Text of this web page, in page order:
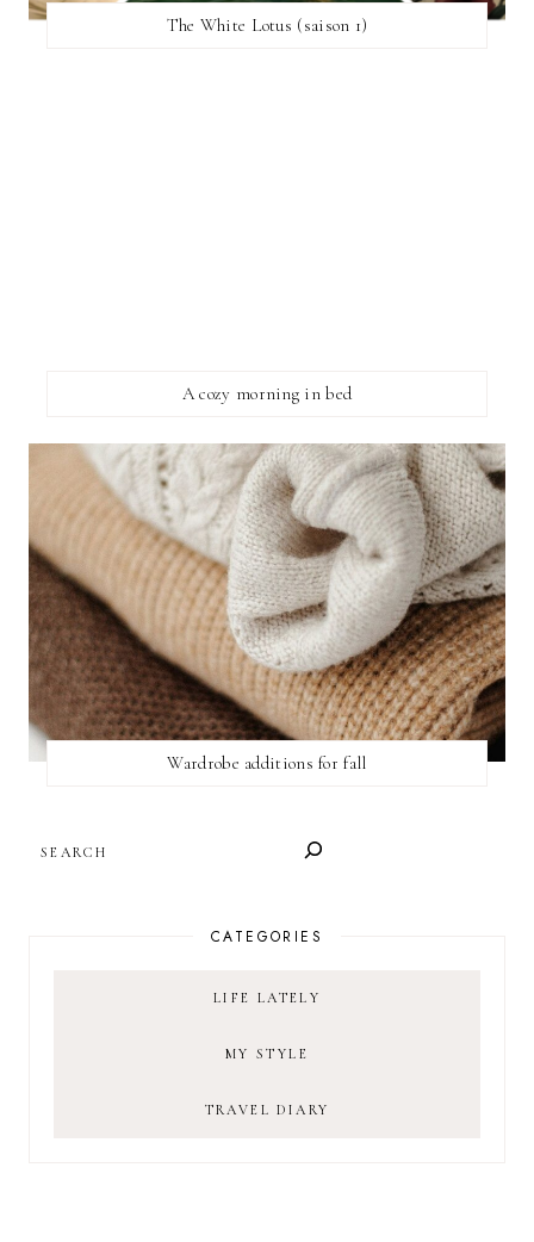
The White Lotus (saison 1)
A cozy morning in bed
Wardrobe additions for fall
CATEGORIES
LIFE LATELY
MY STYLE
TRAVEL DIARY